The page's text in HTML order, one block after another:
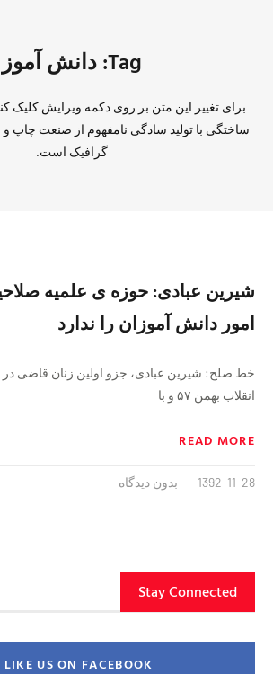
Tag: دانش آموز
برای تغییر این متن بر روی دکمه ویرایش کلیک
ساختگی با تولید سادگی نامفهوم از صنعت چاپ و
گرافیک است.
شیرین عبادی: حوزه ی علمیه
امور دانش آموزان را ندارد
خط صلح: شیرین عبادی، جزو اولین زنان قاضی
انقلاب بهمن ۵۷ و با
READ MORE
1392-11-28 بدون دیدگاه
Stay Connected
LIKE US ON FACEBOOK